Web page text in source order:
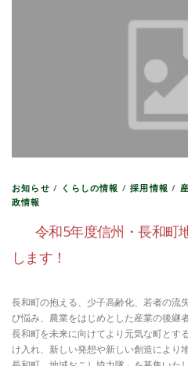
お知らせ / くらしの情報 /採用情報 /
政情報
令和5年度信州・長和町
します！
長和町の抱える、少子高齢化、若者の流
び悩み、農業をはじめとした産業の後継
長和町を未来に向けてより元気な町とす
け入れ、新しい発想や新しい創造により